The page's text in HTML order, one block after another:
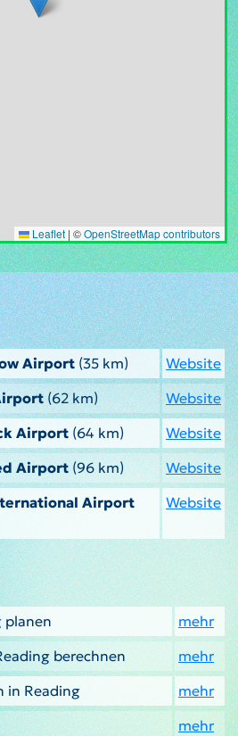
Leaflet | ©OpenStreetMap contributors
Airport (35 km)
Website
(62 km)
Website
Airport (64 km)
Website
Airport(96 km)
Website
Airport
Website
planen
mehr
berechnen
mehr
in Reading
mehr
mehr